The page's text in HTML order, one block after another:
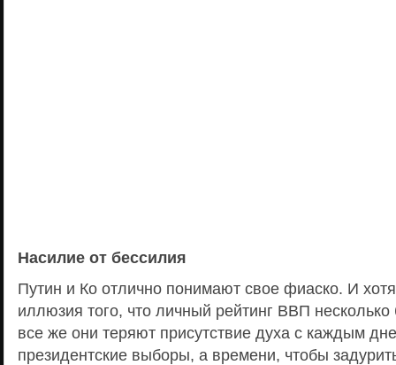
Насилие от бессилия
Путин и Ко отлично понимают свое фиаско. И
иллюзия того, что личный рейтинг ВВП
все же они теряют присутствие духа с каждым
президентские выборы, а времени, чтобы